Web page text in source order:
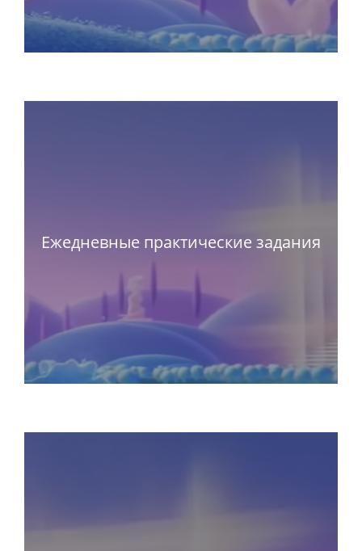
Ежедневные практические задания